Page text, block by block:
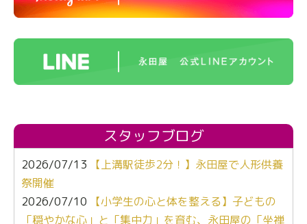
スタッフブログ
2026/07/13
【上溝駅徒歩2分！】永田屋で人形供養
祭開催
2026/07/10
【小学生の心と体を整える】子どもの
「穏やかな心」と「集中力」を育む、永田屋の「坐禅